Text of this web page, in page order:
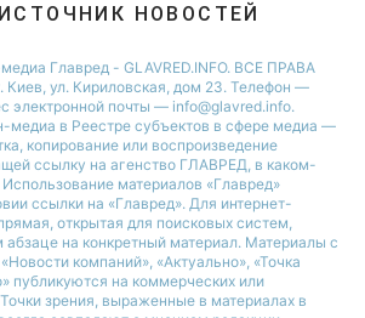
НОВОСТЕЙ
Главред - GLAVRED.INFO. ВСЕ ПРАВА
ул. Кириловская, дом 23. Телефон —
электронной почты — info@glavred.info.
медиа в Реестре cубъектов в сфере медиа —
копирование или воспроизведение
ссылку на агенство ГЛАВРЕД, в каком-
материалов «Главред»
ссылки на «Главред». Для интернет-
открытая для поисковых систем,
абзаце на конкретный материал. Материалы с
компаний», «Актуально», «Точка
публикуются на коммерческих или
зрения, выраженные в материалах в